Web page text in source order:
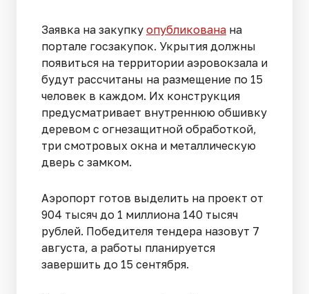
Заявка на закупку опубликована на
портале госзакупок. Укрытия должны
появиться на территории аэровокзала и
будут рассчитаны на размещение по 15
человек в каждом. Их конструкция
предусматривает внутреннюю обшивку
деревом с огнезащитной обработкой,
три смотровых окна и металлическую
дверь с замком.
Аэропорт готов выделить на проект от
904 тысяч до 1 миллиона 140 тысяч
рублей. Победителя тендера назовут 7
августа, а работы планируется
завершить до 15 сентября.